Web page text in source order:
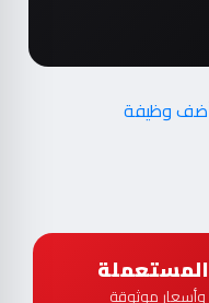
وظيفة
وأسعار موثوقة